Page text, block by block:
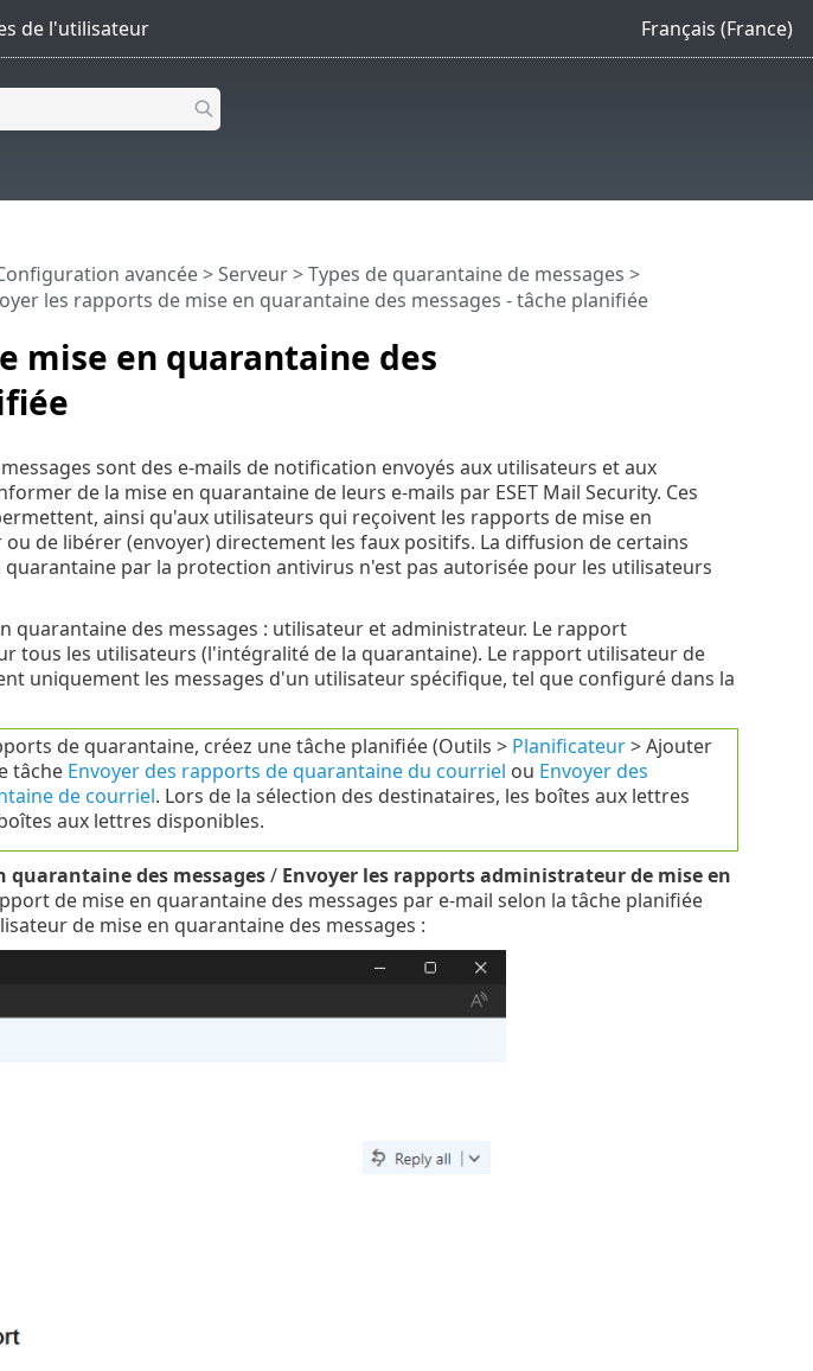
Français (France)
mise en quarantaine des
avancée>Serveur>Types de quarantaine de messages >
les rapports de mise en quarantaine des messages - tâche planifiée
sont des e-mails de notification envoyés aux utilisateurs et aux
de la mise en quarantaine de leurs e-mails par ESET Mail Security. Ces
ainsi qu'aux utilisateurs qui reçoivent les rapports de mise en
de libérer (envoyer) directement les faux positifs. La diffusion de certains
par la protection antivirus n'est pas autorisée pour les utilisateurs
quarantaine des messages : utilisateur et administrateur. Le rapport
tous les utilisateurs (l'intégralité de la quarantaine). Le rapport utilisateur de
uniquement les messages d'un utilisateur spécifique, tel que configuré dans la
de quarantaine, créez une tâche planifiée (Outils > Planificateur> Ajouter
tâche Envoyer des rapports de quarantaine du courriel ou Envoyer des
de courriel. Lors de la sélection des destinataires, les boîtes aux lettres
aux lettres disponibles.
quarantaine des messages/ Envoyer les rapports administrateur de mise en
de mise en quarantaine des messages par e-mail selon la tâche planifiée
de mise en quarantaine des messages :